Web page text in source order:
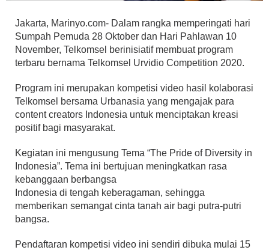
Jakarta, Marinyo.com- Dalam rangka memperingati hari
Sumpah Pemuda 28 Oktober dan Hari Pahlawan 10
November, Telkomsel berinisiatif membuat program
terbaru bernama Telkomsel Urvidio Competition 2020.
Program ini merupakan kompetisi video hasil kolaborasi
Telkomsel bersama Urbanasia yang mengajak para
content creators Indonesia untuk menciptakan kreasi
positif bagi masyarakat.
Kegiatan ini mengusung Tema “The Pride of Diversity in
Indonesia”. Tema ini bertujuan meningkatkan rasa
kebanggaan berbangsa
Indonesia di tengah keberagaman, sehingga
memberikan semangat cinta tanah air bagi putra-putri
bangsa.
Pendaftaran kompetisi video ini sendiri dibuka mulai 15